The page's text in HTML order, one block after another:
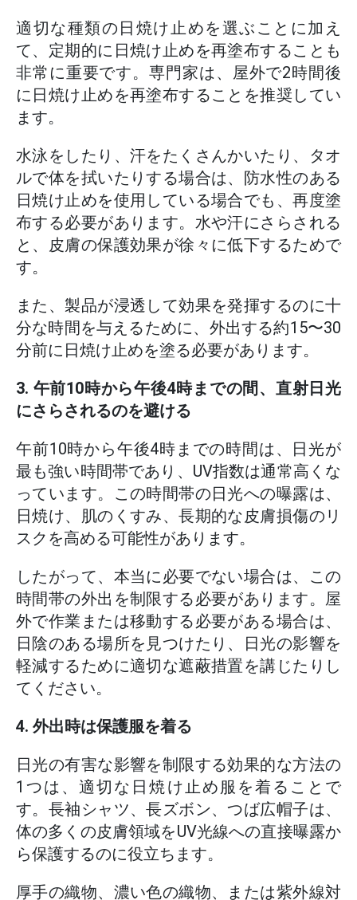
適切な種類の日焼け止めを選ぶことに加え
て、定期的に日焼け止めを再塗布することも
非常に重要です。専門家は、屋外で2時間後
に日焼け止めを再塗布することを推奨してい
ます。
水泳をしたり、汗をたくさんかいたり、タオ
ルで体を拭いたりする場合は、防水性のある
日焼け止めを使用している場合でも、再度塗
布する必要があります。水や汗にさらされる
と、皮膚の保護効果が徐々に低下するためで
す。
また、製品が浸透して効果を発揮するのに十
分な時間を与えるために、外出する約15〜30
分前に日焼け止めを塗る必要があります。
3. 午前10時から午後4時までの間、直射日光
にさらされるのを避ける
午前10時から午後4時までの時間は、日光が
最も強い時間帯であり、UV指数は通常高くな
っています。この時間帯の日光への曝露は、
日焼け、肌のくすみ、長期的な皮膚損傷のリ
スクを高める可能性があります。
したがって、本当に必要でない場合は、この
時間帯の外出を制限する必要があります。屋
外で作業または移動する必要がある場合は、
日陰のある場所を見つけたり、日光の影響を
軽減するために適切な遮蔽措置を講じたりし
てください。
4. 外出時は保護服を着る
日光の有害な影響を制限する効果的な方法の
1つは、適切な日焼け止め服を着ることで
す。長袖シャツ、長ズボン、つば広帽子は、
体の多くの皮膚領域をUV光線への直接曝露か
ら保護するのに役立ちます。
厚手の織物、濃い色の織物、または紫外線対